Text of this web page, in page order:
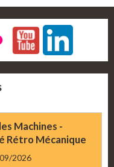
Machines -
Rétro Mécanique
2026